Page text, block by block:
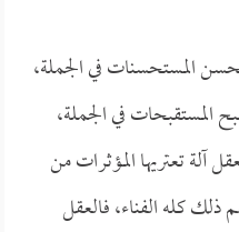
المستحسنات في الجملة،
المستقبحات في الجملة،
آلة تعتريها المؤثرات من
كله الفناء، فالعقل